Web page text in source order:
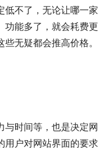
低不了，无论让哪一家
功能多了，就会耗费更
无疑都会推高价格。
与时间等，也是决定网
用户对网站界面的要求